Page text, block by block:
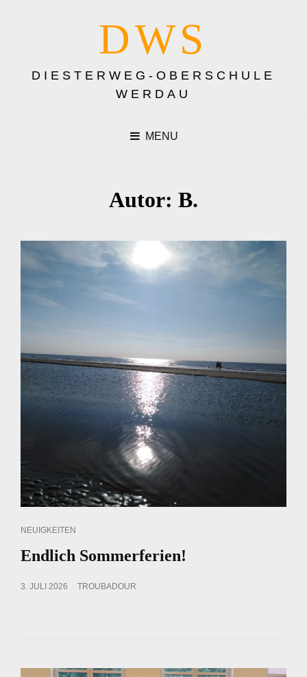
DWS
DIESTERWEG-OBERSCHULE
WERDAU
MENU
Autor: B.
CAT
LINKS
NEUIGKEITEN
Endlich Sommerferien!
POSTED
3. JULI 2026 TROUBADOUR